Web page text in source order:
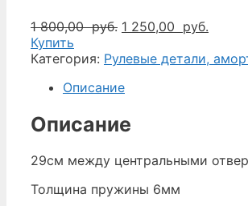
1 800,00руб. Первоначальная
составляла
800,00
1 250,00 руб.
Купить
Категория: Рулевые детали,
Описание
Описание
29см между центральными
Толщина пружины 6мм